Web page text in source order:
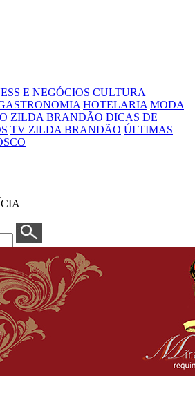
E NEGÓCIOS CULTURA
HOTELARIA MODA
ZILDA BRANDÃO DICAS DE
TV ZILDA BRANDÃO ÚLTIMAS